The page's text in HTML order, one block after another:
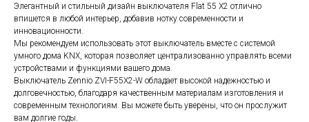
Элегантный и стильный дизайн выключателя Flat 55 X2 отлично
впишется в любой интерьер, добавив нотку современности и
инновационности.
Мы рекомендуем использовать этот выключатель вместе с системой
умного дома KNX, которая позволяет централизованно управлять всеми
устройствами и функциями вашего дома.
Выключатель Zennio ZVI-F55X2-W обладает высокой надежностью и
долговечностью, благодаря качественным материалам изготовления и
современным технологиям. Вы можете быть уверены, что он прослужит
вам долгие годы.